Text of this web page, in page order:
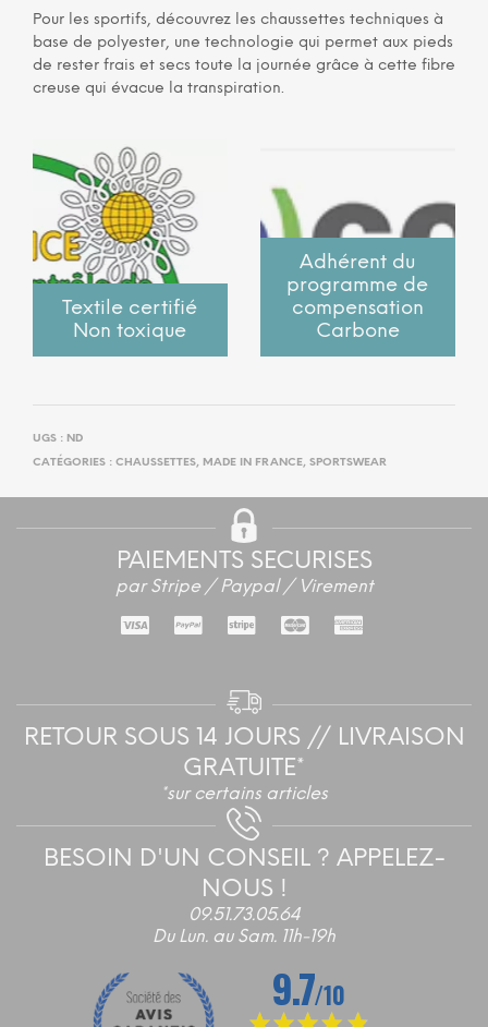
Pour les sportifs, découvrez les chaussettes techniques à
base de polyester, une technologie qui permet aux pieds
de rester frais et secs toute la journée grâce à cette fibre
creuse qui évacue la transpiration.
Textile certifié
Non toxique
Adhérent du
programme de
compensation
Carbone
UGS : ND
CATÉGORIES : CHAUSSETTES, MADE IN FRANCE, SPORTSWEAR
PAIEMENTS SECURISES
par Stripe / Paypal / Virement
RETOUR SOUS 14 JOURS // LIVRAISON
GRATUITE*
*sur certains articles
BESOIN D'UN CONSEIL ? APPELEZ-
NOUS !
09.51.73.05.64
Du Lun. au Sam. 11h-19h